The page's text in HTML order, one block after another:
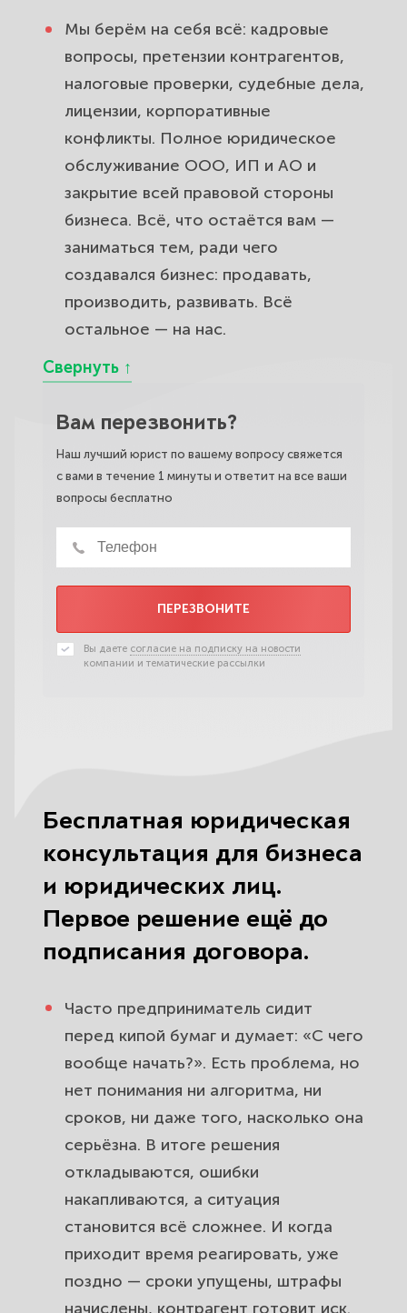
Мы берём на себя всё: кадровые
вопросы, претензии контрагентов,
налоговые проверки, судебные дела,
лицензии, корпоративные
конфликты. Полное юридическое
обслуживание ООО, ИП и АО и
закрытие всей правовой стороны
бизнеса. Всё, что остаётся вам —
заниматься тем, ради чего
создавался бизнес: продавать,
производить, развивать. Всё
остальное — на нас.
Вам перезвонить?
Наш лучший юрист по вашему вопросу свяжется
с вами в течение 1 минуты и ответит на все ваши
вопросы бесплатно
ПЕРЕЗВОНИТЕ
Вы даете согласие на подписку на новости
компании и тематические рассылки
Бесплатная юридическая
консультация для бизнеса
и юридических лиц.
Первое решение ещё до
подписания договора.
Часто предприниматель сидит
перед кипой бумаг и думает: «С чего
вообще начать?». Есть проблема, но
нет понимания ни алгоритма, ни
сроков, ни даже того, насколько она
серьёзна. В итоге решения
откладываются, ошибки
накапливаются, а ситуация
становится всё сложнее. И когда
приходит время реагировать, уже
поздно — сроки упущены, штрафы
начислены, контрагент готовит иск.